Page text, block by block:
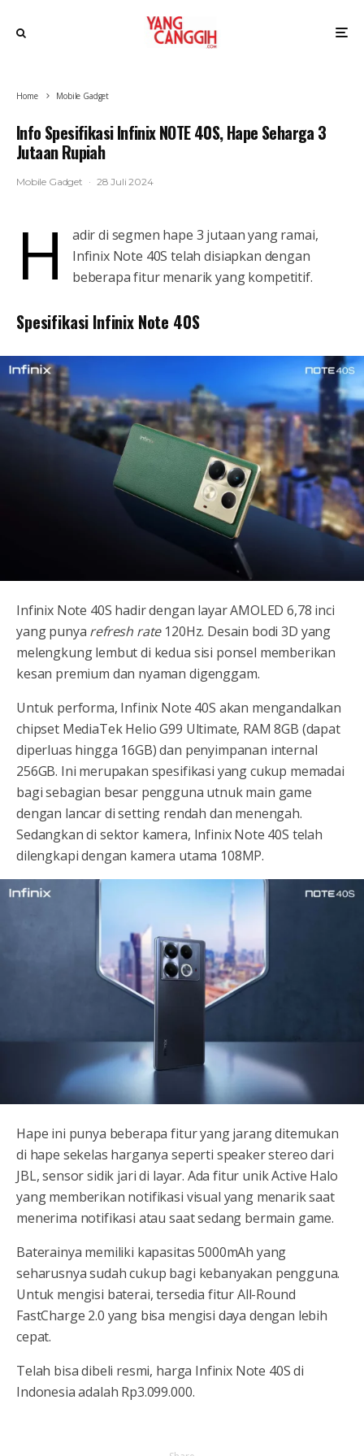
Home Mobile Gadget
Info Spesifikasi Infinix NOTE 40S, Hape Seharga 3
Jutaan Rupiah
Mobile Gadget · 28 Juli 2024
H
adir di segmen hape 3 jutaan yang ramai,
Infinix Note 40S telah disiapkan dengan
beberapa fitur menarik yang kompetitif.
Spesifikasi Infinix Note 40S
Infinix Note 40S hadir dengan layar AMOLED 6,78 inci
yang punya refresh rate120Hz. Desain bodi 3D yang
melengkung lembut di kedua sisi ponsel memberikan
kesan premium dan nyaman digenggam.
Untuk performa, Infinix Note 40S akan mengandalkan
chipset MediaTek Helio G99 Ultimate, RAM 8GB (dapat
diperluas hingga 16GB) dan penyimpanan internal
256GB. Ini merupakan spesifikasi yang cukup memadai
bagi sebagian besar pengguna utnuk main game
dengan lancar di setting rendah dan menengah.
Sedangkan di sektor kamera, Infinix Note 40S telah
dilengkapi dengan kamera utama 108MP.
Hape ini punya beberapa fitur yang jarang ditemukan
di hape sekelas harganya seperti speaker stereo dari
JBL, sensor sidik jari di layar. Ada fitur unik Active Halo
yang memberikan notifikasi visual yang menarik saat
menerima notifikasi atau saat sedang bermain game.
Baterainya memiliki kapasitas 5000mAh yang
seharusnya sudah cukup bagi kebanyakan pengguna.
Untuk mengisi baterai, tersedia fitur All-Round
FastCharge 2.0 yang bisa mengisi daya dengan lebih
cepat.
Telah bisa dibeli resmi, harga Infinix Note 40S di
Indonesia adalah Rp3.099.000.